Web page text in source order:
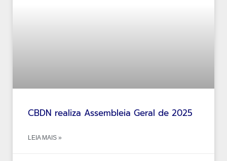
CBDN realiza Assembleia Geral de 2025
LEIA MAIS »